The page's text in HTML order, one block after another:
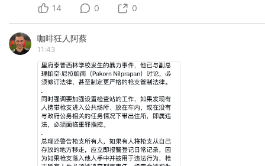
14 0 0
咖啡狂人阿蔡
11:43